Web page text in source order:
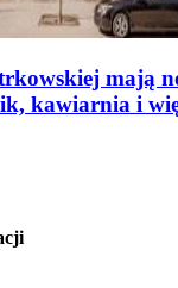
mają
kawiarnia i